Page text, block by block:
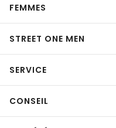
FEMMES
STREET ONE MEN
SERVICE
CONSEIL